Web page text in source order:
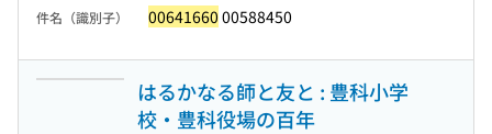
件名（識別子） 00641660 00588450
はるかなる師と友と : 豊科小学
校・豊科役場の百年